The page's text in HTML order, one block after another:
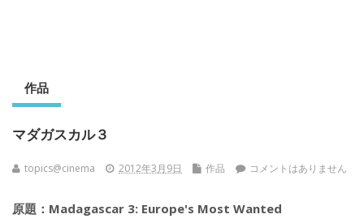
作品
マダガスカル３
topics@cinema 2012年3月9日 作品 コメントはありません
原題：Madagascar 3: Europe's Most Wanted